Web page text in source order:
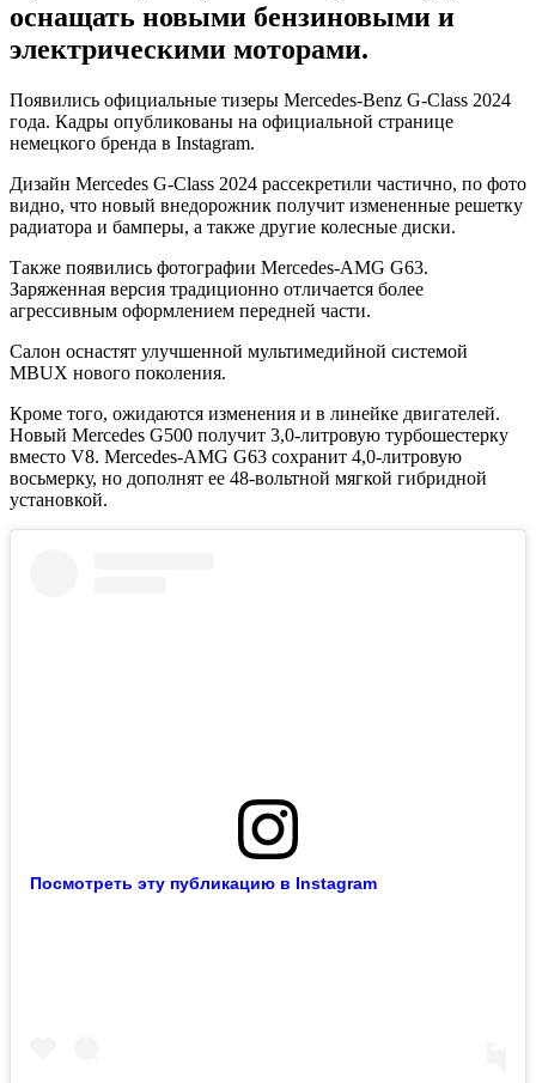
оснащать новыми бензиновыми и
электрическими моторами.
Появились официальные тизеры Mercedes-Benz G-Class 2024
года. Кадры опубликованы на официальной странице
немецкого бренда в Instagram.
Дизайн Mercedes G-Class 2024 рассекретили частично, по фото
видно, что новый внедорожник получит измененные решетку
радиатора и бамперы, а также другие колесные диски.
Также появились фотографии Mercedes-AMG G63.
Заряженная версия традиционно отличается более
агрессивным оформлением передней части.
Салон оснастят улучшенной мультимедийной системой
MBUX нового поколения.
Кроме того, ожидаются изменения и в линейке двигателей.
Новый Mercedes G500 получит 3,0-литровую турбошестерку
вместо V8. Mercedes-AMG G63 сохранит 4,0-литровую
восьмерку, но дополнят ее 48-вольтной мягкой гибридной
установкой.
Посмотреть эту публикацию в Instagram